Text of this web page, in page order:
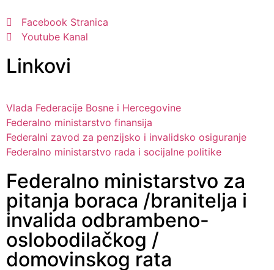
Facebook Stranica
Youtube Kanal
Linkovi
Vlada Federacije Bosne i Hercegovine
Federalno ministarstvo finansija
Federalni zavod za penzijsko i invalidsko osiguranje
Federalno ministarstvo rada i socijalne politike
Federalno ministarstvo za
pitanja boraca /branitelja i
invalida odbrambeno-
oslobodilačkog /
domovinskog rata